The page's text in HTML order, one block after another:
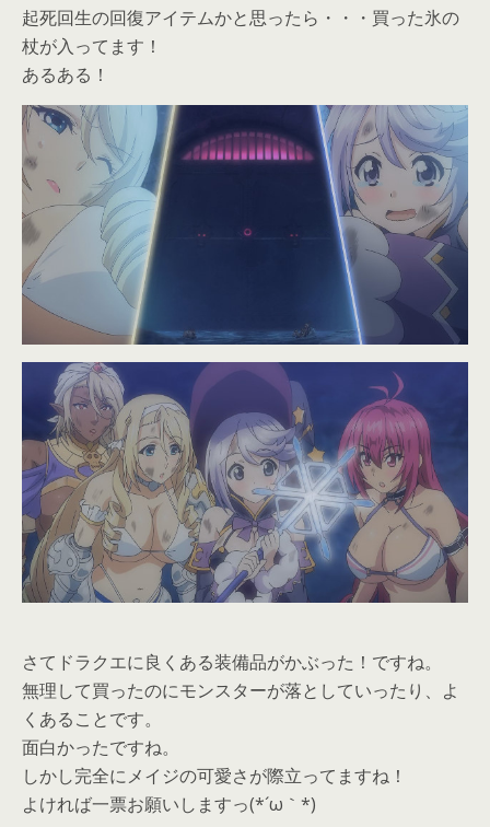
起死回生の回復アイテムかと思ったら・・・買った氷の
杖が入ってます！
あるある！
さてドラクエに良くある装備品がかぶった！ですね。
無理して買ったのにモンスターが落としていったり、よ
くあることです。
面白かったですね。
しかし完全にメイジの可愛さが際立ってますね！
よければ一票お願いしますっ(*´ω｀*)